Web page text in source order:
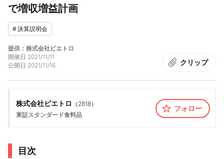
で増収増益計画
#決算説明会
提供：株式会社ピエトロ
開催日 2021/11/11
公開日 2021/11/16 クリップ
株式会社ピエトロ （ 2818）
東証スタンダード食料品
フォロー
目次